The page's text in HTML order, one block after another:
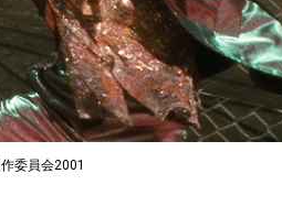
委員会2001